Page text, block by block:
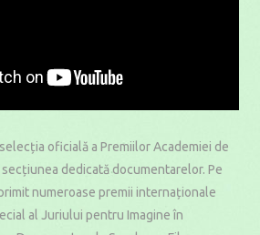
oficială a Premiilor Academiei de
secțiunea dedicată documentarelor. Pe
numeroase premii internaționale
al Juriului pentru Imagine în